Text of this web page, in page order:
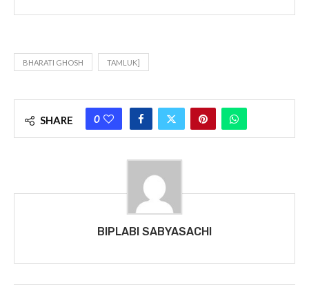
BHARATI GHOSH TAMLUK]
SHARE 0
BIPLABI SABYASACHI